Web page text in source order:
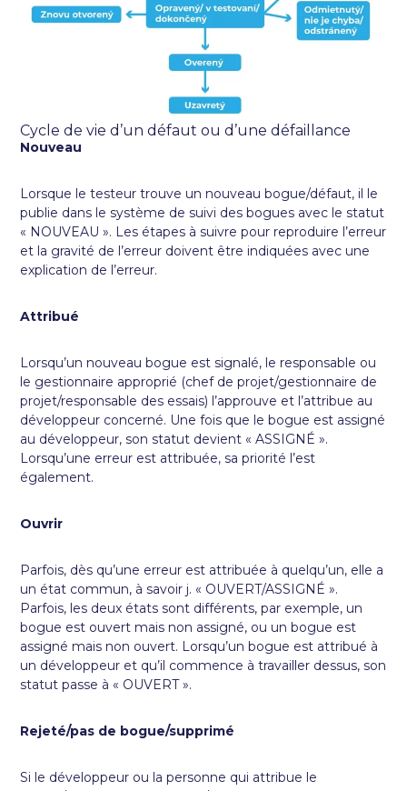
Cycle de vie d’un défaut ou d’une défaillance
Nouveau
Lorsque le testeur trouve un nouveau bogue/défaut, il le
publie dans le système de suivi des bogues avec le statut
« NOUVEAU ». Les étapes à suivre pour reproduire l’erreur
et la gravité de l’erreur doivent être indiquées avec une
explication de l’erreur.
Attribué
Lorsqu’un nouveau bogue est signalé, le responsable ou
le gestionnaire approprié (chef de projet/gestionnaire de
projet/responsable des essais) l’approuve et l’attribue au
développeur concerné. Une fois que le bogue est assigné
au développeur, son statut devient « ASSIGNÉ ».
Lorsqu’une erreur est attribuée, sa priorité l’est
également.
Ouvrir
Parfois, dès qu’une erreur est attribuée à quelqu’un, elle a
un état commun, à savoir j. « OUVERT/ASSIGNÉ ».
Parfois, les deux états sont différents, par exemple, un
bogue est ouvert mais non assigné, ou un bogue est
assigné mais non ouvert. Lorsqu’un bogue est attribué à
un développeur et qu’il commence à travailler dessus, son
statut passe à « OUVERT ».
Rejeté/pas de bogue/supprimé
Si le développeur ou la personne qui attribue le